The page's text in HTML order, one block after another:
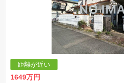
※建築条件付き土地とは、その土地に建築する建物
ことを条件として売買される土地のことをいいます
協議するため、土地購入者が自己の希望する建物の
交渉期間が設定され、その期間内で希望を満たすプ
します。なお、この期間は概ね3ヶ月程度とされて
負契約が成立しない場合、土地売買契約は白紙に戻
手付金など）は名目のいかんに関わらず、全て返却
※課税対象物件の「価格」や「費用等」は消費税込
※「本体価格」とは、課税対象物件においては「消
合計額を指します。
表示されておりません。
距離が近い
1649万円